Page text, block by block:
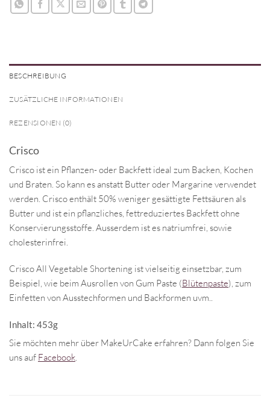
BESCHREIBUNG
ZUSÄTZLICHE INFORMATIONEN
REZENSIONEN (0)
Crisco
Crisco ist ein Pflanzen- oder Backfett ideal zum Backen, Kochen
und Braten. So kann es anstatt Butter oder Margarine verwendet
werden. Crisco enthält 50% weniger gesättigte Fettsäuren als
Butter und ist ein pflanzliches, fettreduziertes Backfett ohne
Konservierungsstoffe. Ausserdem ist es natriumfrei, sowie
cholesterinfrei.
Crisco All Vegetable Shortening ist vielseitig einsetzbar, zum
Beispiel, wie beim Ausrollen von Gum Paste (Blütenpaste), zum
Einfetten von Ausstechformen und Backformen uvm..
Inhalt: 453g
Sie möchten mehr über MakeUrCake erfahren? Dann folgen Sie
uns auf Facebook.